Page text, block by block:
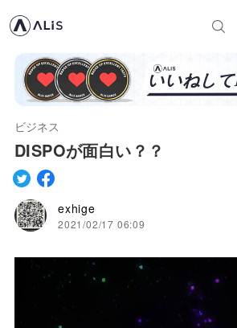
ビジネス
DISPOが面白い？？
exhige
2021/02/17 06:09